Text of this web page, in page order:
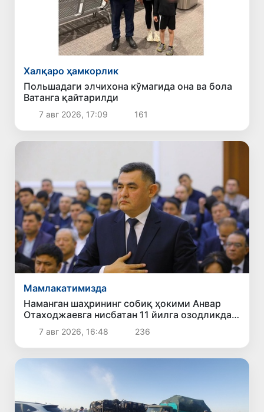
Халқаро ҳамкорлик
Польшадаги элчихона кўмагида она ва бола
Ватанга қайтарилди
7 авг 2026, 17:09 161
Мамлакатимизда
Наманган шаҳрининг собиқ ҳокими Анвар
Отаходжаевга нисбатан 11 йилга озодликдан
маҳрум қилиш жазоси тайинланди
7 авг 2026, 16:48 236